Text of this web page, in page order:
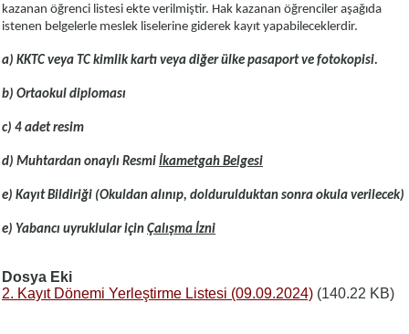
kazanan öğrenci listesi ekte verilmiştir. Hak kazanan öğrenciler aşağıda
istenen belgelerle meslek liselerine giderek kayıt yapabileceklerdir.
a) KKTC veya TC kimlik kartı veya diğer ülke pasaport ve fotokopisi.
b) Ortaokul diploması
c) 4 adet resim
d) Muhtardan onaylı Resmi İkametgah Belgesi
e) Kayıt Bildiriği (Okuldan alınıp, doldurulduktan sonra okula verilecek)
e) Yabancı uyruklular için Çalışma İzni
Dosya Eki
2. Kayıt Dönemi Yerleştirme Listesi (09.09.2024) (140.22 KB)